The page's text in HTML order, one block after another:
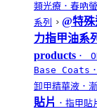
類光療 ．春吶
系列
@特
力指甲油系
products ．
Base Coats
卸甲精華液 ．
貼片 ．指甲貼